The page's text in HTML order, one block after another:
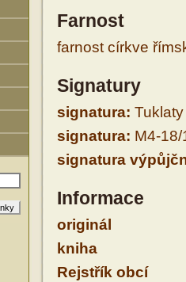
Farnost
farnost církve
Signatury
signatura:
signatura: M4-18/
signatura
Informace
originál
kniha
Rejstřík obcí